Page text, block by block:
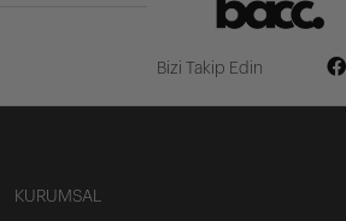
Bizi Takip Edin
KURUMSAL